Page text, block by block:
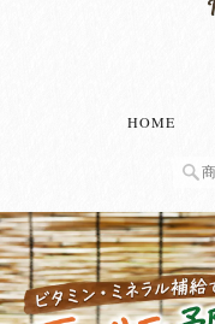
HOME